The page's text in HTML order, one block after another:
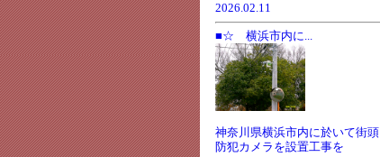
2026.02.11
■☆ 横浜市内に...
神奈川県横浜市内に於いて街頭
防犯カメラを設置工事を